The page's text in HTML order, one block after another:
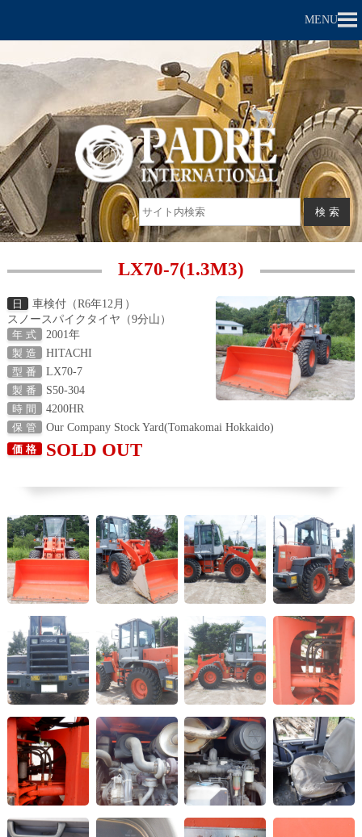
MENU
LX70-7(1.3M3)
日
車検付（R6年12月）
スノースパイクタイヤ（9分山）
年 式 2001年
製 造 HITACHI
型 番 LX70-7
製 番 S50-304
時 間 4200HR
保 管 Our Company Stock Yard(Tomakomai Hokkaido)
価 格 SOLD OUT